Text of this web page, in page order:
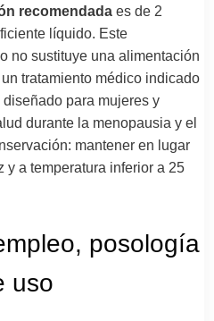
recomendada es de 2
líquido. Este
no sustituye una alimentación
tratamiento médico indicado
para mujeres y
durante la menopausia y el
mantener en lugar
y a temperatura inferior a 25
posología
uso